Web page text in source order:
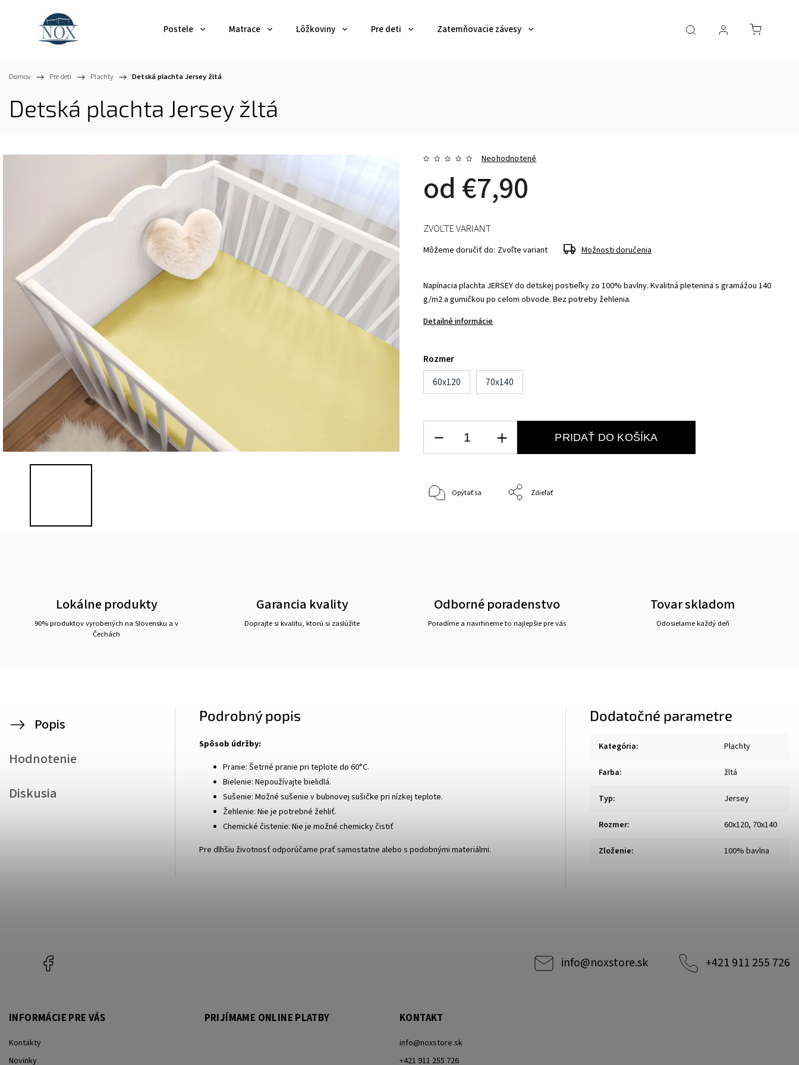
Postele Matrace Lôžkoviny Pre deti Zatemňovacie závesy
Domov / Pre deti / Plachty / Detská plachta Jersey žltá
Detská plachta Jersey žltá
Neohodnotené
od €7,90
Napínacia plachta JERSEY do detskej postieľky zo 100% bavlny. Kvalitná pletenina s gramážou 140
g/m2 a gumičkou po celom obvode. Bez potreby žehlenia.
Detailné informácie
Rozmer
60x120
70x140
ZVOĽTE VARIANT
Môžeme doručiť do: Zvoľte variant Možnosti doručenia
PRIDAŤ DO KOŠÍKA
Opýtať sa Zdieľať
Lokálne produkty
90% produktov vyrobených na Slovensku a v
Čechách
Garancia kvality
Doprajte si kvalitu, ktorú si zaslúžite
Odborné poradenstvo
Poradíme a navrhneme to najlepšie pre vás
Tovar skladom
Odosielame každý deň
Popis
Hodnotenie
Diskusia
Podrobný popis
Spôsob údržby:
Pranie: Šetrné pranie pri teplote do 60°C.
Bielenie: Nepoužívajte bielidlá.
Sušenie: Možné sušenie v bubnovej sušičke pri nízkej teplote.
Žehlenie: Nie je potrebné žehliť.
Chemické čistenie: Nie je možné chemicky čistiť
Pre dlhšiu životnosť odporúčame prať samostatne alebo s podobnými materiálmi.
Dodatočné parametre
Kategória: Plachty
Farba: žltá
Typ: Jersey
Rozmer: 60x120, 70x140
Zloženie: 100% bavlna
info@noxstore.sk +421 911 255 726
INFORMÁCIE PRE VÁS
Kontakty
Novinky
PRIJÍMAME ONLINE PLATBY KONTAKT
info@noxstore.sk
+421 911 255 726